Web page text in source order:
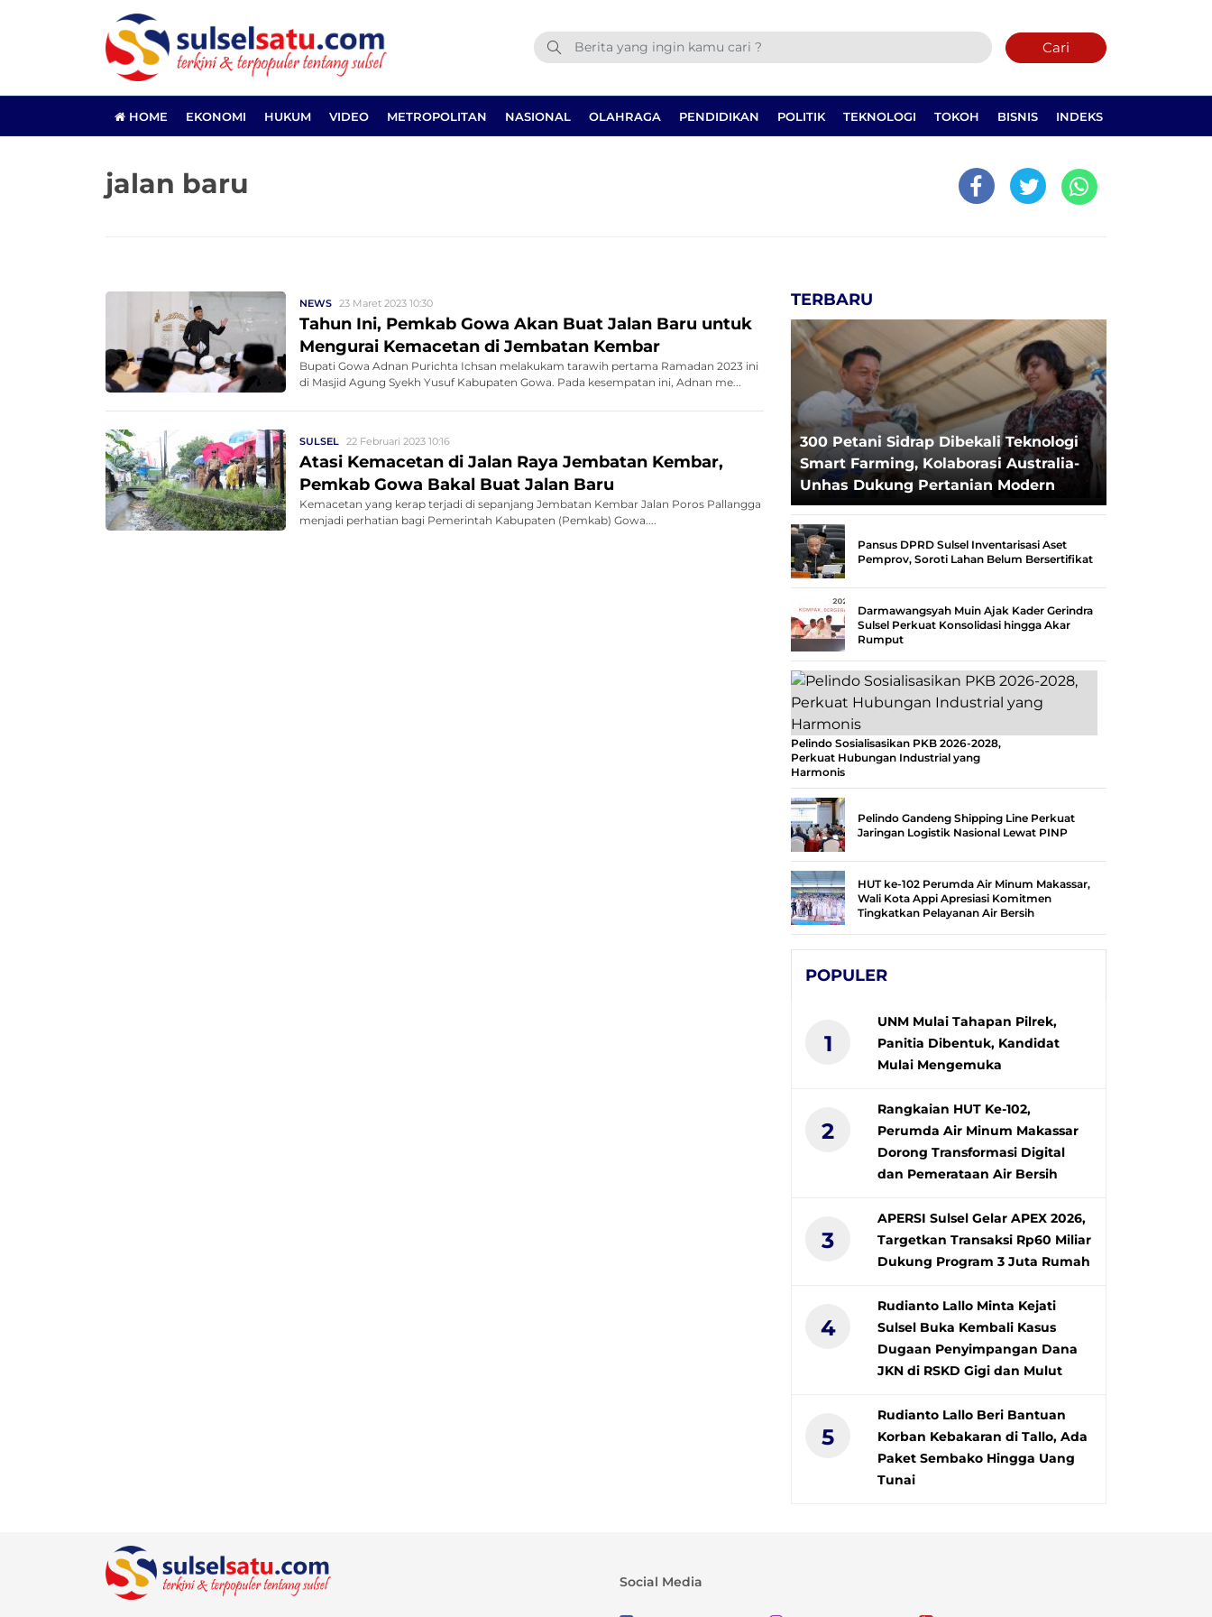
Cari
HOME EKONOMI HUKUM VIDEO METROPOLITAN NASIONAL OLAHRAGA PENDIDIKAN POLITIK TEKNOLOGI TOKOH BISNIS INDEKS
jalan baru
NEWS 23 Maret 2023 10:30
Tahun Ini, Pemkab Gowa Akan Buat Jalan Baru untuk
Mengurai Kemacetan di Jembatan Kembar
Bupati Gowa Adnan Purichta Ichsan melakukam tarawih pertama Ramadan 2023 ini
di Masjid Agung Syekh Yusuf Kabupaten Gowa. Pada kesempatan ini, Adnan me...
SULSEL 22 Februari 2023 10:16
Atasi Kemacetan di Jalan Raya Jembatan Kembar,
Pemkab Gowa Bakal Buat Jalan Baru
Kemacetan yang kerap terjadi di sepanjang Jembatan Kembar Jalan Poros Pallangga
menjadi perhatian bagi Pemerintah Kabupaten (Pemkab) Gowa....
TERBARU
300 Petani Sidrap Dibekali Teknologi
Smart Farming, Kolaborasi Australia-
Unhas Dukung Pertanian Modern
Pansus DPRD Sulsel Inventarisasi Aset
Pemprov, Soroti Lahan Belum Bersertifikat
Darmawangsyah Muin Ajak Kader Gerindra
Sulsel Perkuat Konsolidasi hingga Akar
Rumput
Pelindo Sosialisasikan PKB 2026-2028,
Perkuat Hubungan Industrial yang
Harmonis
Pelindo Gandeng Shipping Line Perkuat
Jaringan Logistik Nasional Lewat PINP
HUT ke-102 Perumda Air Minum Makassar,
Wali Kota Appi Apresiasi Komitmen
Tingkatkan Pelayanan Air Bersih
POPULER
1
UNM Mulai Tahapan Pilrek,
Panitia Dibentuk, Kandidat
Mulai Mengemuka
2
Rangkaian HUT Ke-102,
Perumda Air Minum Makassar
Dorong Transformasi Digital
dan Pemerataan Air Bersih
3
APERSI Sulsel Gelar APEX 2026,
Targetkan Transaksi Rp60 Miliar
Dukung Program 3 Juta Rumah
4
Rudianto Lallo Minta Kejati
Sulsel Buka Kembali Kasus
Dugaan Penyimpangan Dana
JKN di RSKD Gigi dan Mulut
5
Rudianto Lallo Beri Bantuan
Korban Kebakaran di Tallo, Ada
Paket Sembako Hingga Uang
Tunai
Social Media